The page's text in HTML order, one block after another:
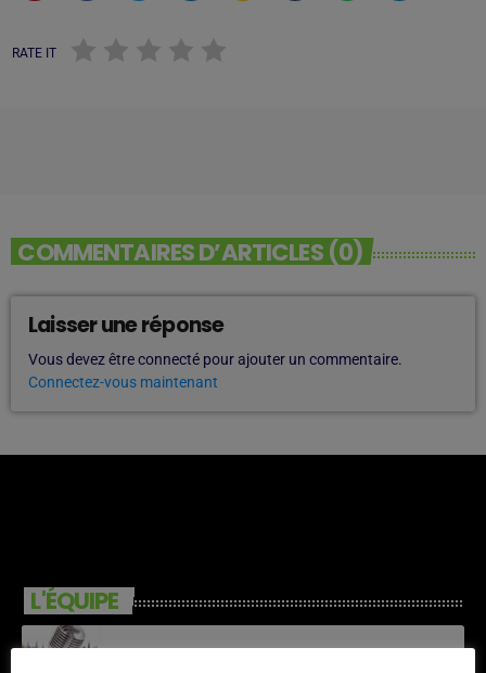
RATE IT
COMMENTAIRES D’ARTICLES (0)
Laisser une réponse
Vous devez être connecté pour ajouter un commentaire.
Connectez-vous maintenant
L'ÉQUIPE